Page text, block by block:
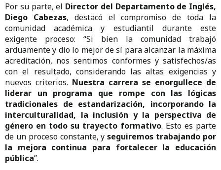
Por su parte, el Director del Departamento de Inglés,
Diego Cabezas, destacó el compromiso de toda la
comunidad académica y estudiantil durante este
exigente proceso: “Si bien la comunidad trabajó
arduamente y dio lo mejor de sí para alcanzar la máxima
acreditación, nos sentimos conformes y satisfechos/as
con el resultado, considerando las altas exigencias y
nuevos criterios. Nuestra carrera se enorgullece de
liderar un programa que rompe con las lógicas
tradicionales de estandarización, incorporando la
interculturalidad, la inclusión y la perspectiva de
género en todo su trayecto formativo. Esto es parte
de un proceso constante, yseguiremos trabajando por
la mejora continua para fortalecer la educación
pública”.